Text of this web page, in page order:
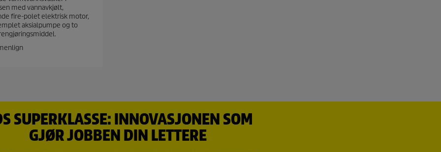
med vannavkjølt,
fire-polet elektrisk motor,
aksialpumpe og to
SUPERKLASSE: INNOVASJONEN SOM
GJØR JOBBEN DIN LETTERE